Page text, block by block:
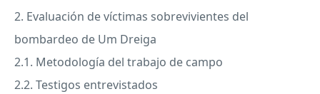
2. Evaluación de víctimas sobrevivientes del
bombardeo de Um Dreiga
2.1. Metodología del trabajo de campo
2.2. Testigos entrevistados